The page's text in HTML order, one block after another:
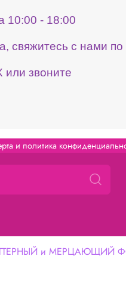
10:00 - 18:00
свяжитесь с нами
звоните
и политика
и МЕРЦАЮЩИЙ